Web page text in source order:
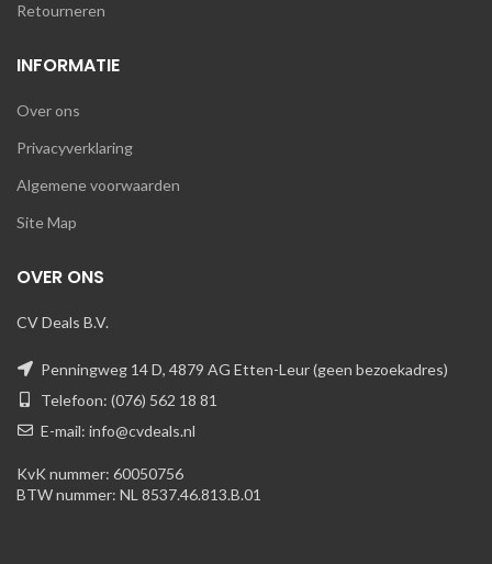
Retourneren
INFORMATIE
Over ons
Privacyverklaring
Algemene voorwaarden
Site Map
OVER ONS
CV Deals B.V.
Penningweg 14 D, 4879 AG Etten-Leur (geen bezoekadres)
Telefoon: (076) 562 18 81
E-mail: info@cvdeals.nl
KvK nummer: 60050756
BTW nummer: NL 8537.46.813.B.01